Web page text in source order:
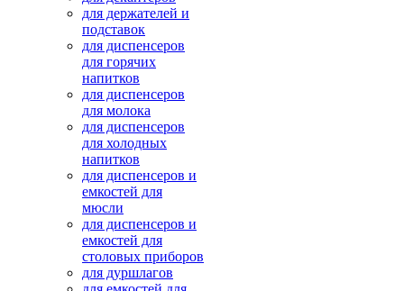
для держателей и
подставок
для диспенсеров
для горячих
напитков
для диспенсеров
для молока
для диспенсеров
для холодных
напитков
для диспенсеров и
емкостей для
мюсли
для диспенсеров и
емкостей для
столовых приборов
для дуршлагов